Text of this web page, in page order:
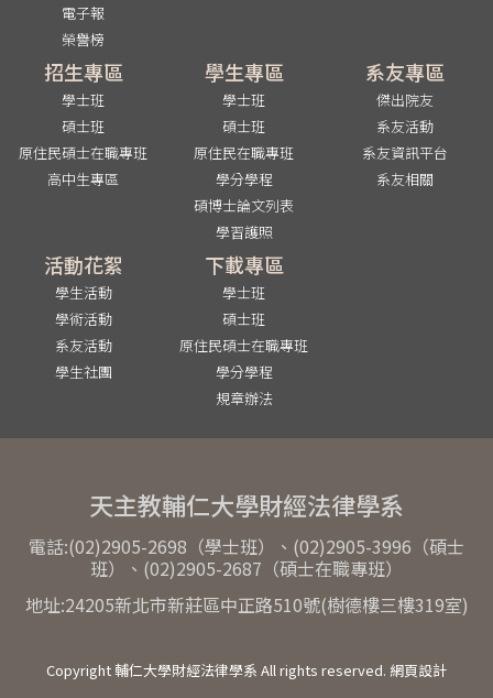
電子報
榮譽榜
招生專區
學士班
碩士班
原住民碩士在職專班
高中生專區
學生專區
學士班
碩士班
原住民在職專班
學分學程
碩博士論文列表
學習護照
系友專區
傑出院友
系友活動
系友資訊平台
系友相關
活動花絮
學生活動
學術活動
系友活動
學生社團
下載專區
學士班
碩士班
原住民碩士在職專班
學分學程
規章辦法
天主教輔仁大學財經法律學系
電話:(02)2905-2698（學士班）、(02)2905-3996（碩士
班）、(02)2905-2687（碩士在職專班）
地址:24205新北市新莊區中正路510號(樹德樓三樓319室)
Copyright 輔仁大學財經法律學系 All rights reserved. 網頁設計